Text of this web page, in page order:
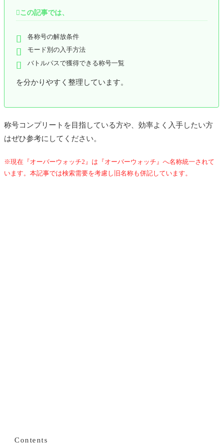
この記事では、
各称号の解放条件
モード別の入手方法
バトルパスで獲得できる称号一覧
を分かりやすく整理しています。
称号コンプリートを目指している方や、効率よく入手したい方
はぜひ参考にしてください。
※現在『オーバーウォッチ2』は『オーバーウォッチ』へ名称統一されて
います。本記事では検索需要を考慮し旧名称も併記しています。
Contents